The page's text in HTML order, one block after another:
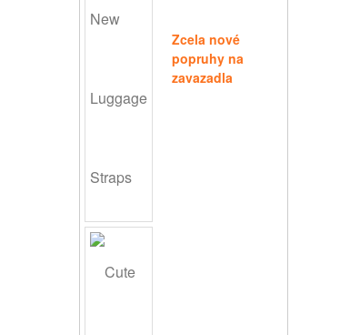
Zcela nové
popruhy na
zavazadla